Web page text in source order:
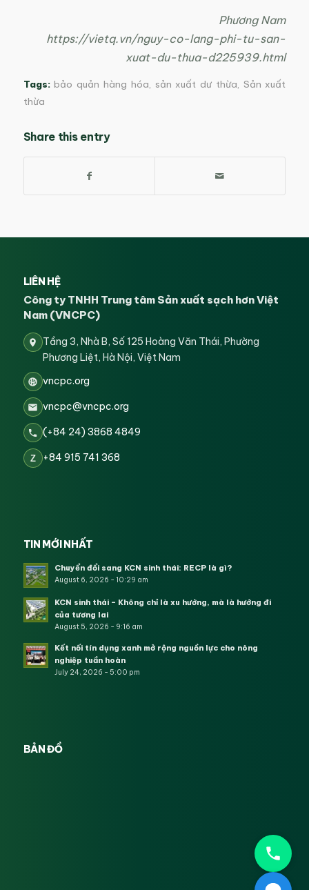
Phương Nam
https://vietq.vn/nguy-co-lang-phi-tu-san-
xuat-du-thua-d225939.html
Tags: bảo quản hàng hóa, sản xuất dư thừa, Sản xuất
thừa
Share this entry
LIÊN HỆ
Công ty TNHH Trung tâm Sản xuất sạch hơn Việt
Nam (VNCPC)
Tầng 3, Nhà B, Số 125 Hoàng Văn Thái, Phường
Phương Liệt, Hà Nội, Việt Nam
vncpc.org
vncpc@vncpc.org
(+84 24) 3868 4849
Z +84 915 741 368
TIN MỚI NHẤT
Chuyển đổi sang KCN sinh thái: RECP là gì?
August 6, 2026 - 10:29 am
KCN sinh thái – Không chỉ là xu hướng, mà là hướng đi
của tương lai
August 5, 2026 - 9:16 am
Kết nối tín dụng xanh mở rộng nguồn lực cho nông
nghiệp tuần hoàn
July 24, 2026 - 5:00 pm
BẢN ĐỒ